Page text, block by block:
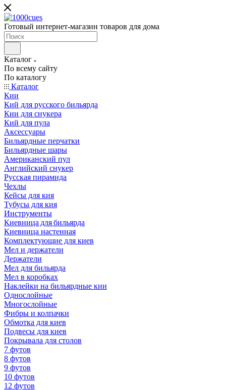
Готовый интернет-магазин товаров для дома
Каталог
По всему сайту
По каталогу
Каталог
Кии
Кий для русского бильярда
Кии для снукера
Кий для пула
Аксессуары
Бильярдные перчатки
Бильярдные шары
Американский пул
Английский снукер
Русская пирамида
Чехлы
Кейсы для кия
Тубусы для кия
Инструменты
Киевница для бильярда
Киевница настенная
Комплектующие для киев
Мел и держатели
Держатели
Мел для бильярда
Мел в коробках
Наклейки на бильярдные кии
Однослойные
Многослойные
Фибры и колпачки
Обмотка для киев
Подвесы для киев
Покрывала для столов
7 футов
8 футов
9 футов
10 футов
12 футов